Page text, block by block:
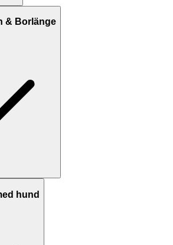
& Borlänge
hund